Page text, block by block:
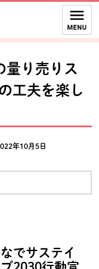
量り売りス
工夫を楽し
年10月5日
でサステイ